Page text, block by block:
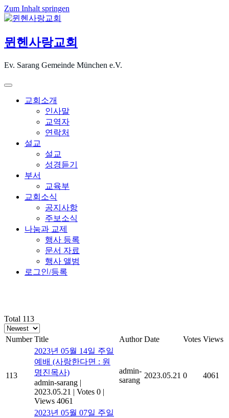
Zum Inhalt springen
뮌헨사랑교회
Ev. Sarang Gemeinde München e.V.
교회소개
인사말
교역자
연락처
설교
설교
성경듣기
부서
교육부
교회소식
공지사항
주보소식
나눔과 교제
행사 등록
문서 자료
행사 앨범
로그인/등록
Total 113
Number Title Author Date Votes Views
113
2023년 05월 14일 주일
예배 (사랑한다면 : 원
명진목사)
admin-sarang |
2023.05.21 | Votes 0 |
Views 4061
admin-
sarang
2023.05.21 0 4061
2023년 05월 07일 주일